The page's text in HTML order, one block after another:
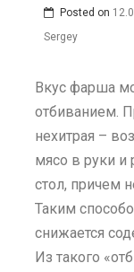
Posted on
Sergey
Вкус фарша
отбиванием.
нехитрая –
мясо в руки и
стол, причем
Таким
снижается
Из такого